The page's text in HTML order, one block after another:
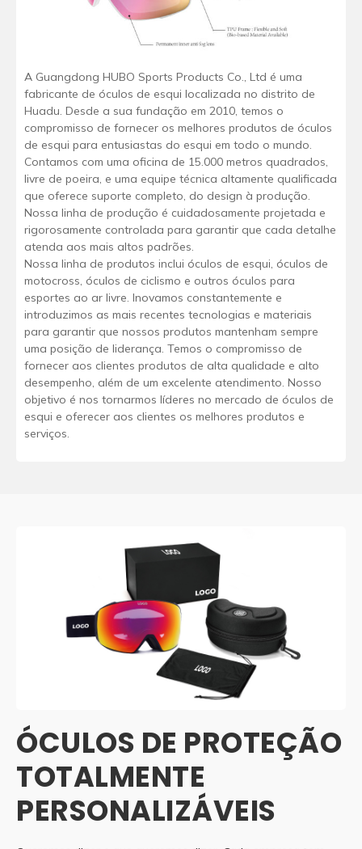
A Guangdong HUBO Sports Products Co., Ltd é uma
fabricante de óculos de esqui localizada no distrito de
Huadu. Desde a sua fundação em 2010, temos o
compromisso de fornecer os melhores produtos de óculos
de esqui para entusiastas do esqui em todo o mundo.
Contamos com uma oficina de 15.000 metros quadrados,
livre de poeira, e uma equipe técnica altamente qualificada
que oferece suporte completo, do design à produção.
Nossa linha de produção é cuidadosamente projetada e
rigorosamente controlada para garantir que cada detalhe
atenda aos mais altos padrões.
Nossa linha de produtos inclui óculos de esqui, óculos de
motocross, óculos de ciclismo e outros óculos para
esportes ao ar livre. Inovamos constantemente e
introduzimos as mais recentes tecnologias e materiais
para garantir que nossos produtos mantenham sempre
uma posição de liderança. Temos o compromisso de
fornecer aos clientes produtos de alta qualidade e alto
desempenho, além de um excelente atendimento. Nosso
objetivo é nos tornarmos líderes no mercado de óculos de
esqui e oferecer aos clientes os melhores produtos e
serviços.
ÓCULOS DE PROTEÇÃO
TOTALMENTE
PERSONALIZÁVEIS